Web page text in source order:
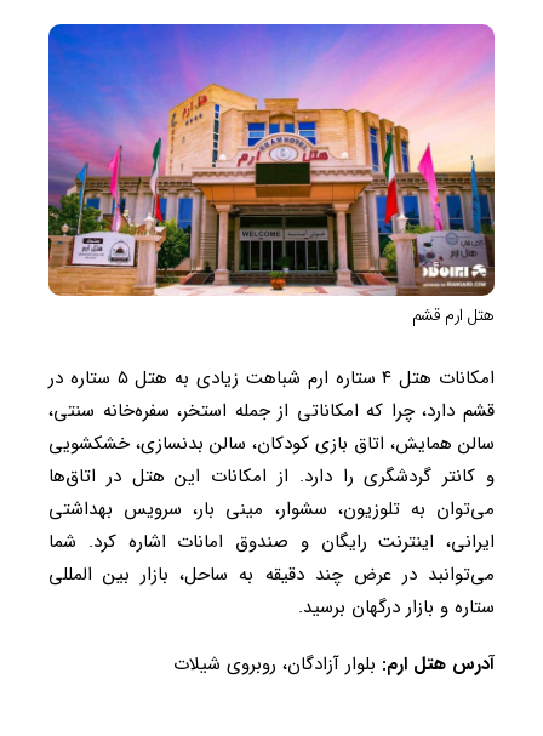
هتل ارم قشم
امکانات هتل ۴ ستاره ارم شباهت زیادی به هتل ۵ ستاره در
قشم دارد، چرا که امکاناتی از جمله استخر، سفره‌خانه سنتی،
سالن همایش، اتاق بازی کودکان، سالن بدنسازی، خشکشویی
و کانتر گردشگری را دارد. از امکانات این هتل در اتاق‌ها
می‌توان به تلوزیون، سشوار، مینی بار، سرویس بهداشتی
ایرانی، اینترنت رایگان و صندوق امانات اشاره کرد. شما
می‌توانبد در عرض چند دقیقه به ساحل، بازار بین المللی
ستاره و بازار درگهان برسید.
آدرس هتل ارم: بلوار آزادگان، روبروی شیلات